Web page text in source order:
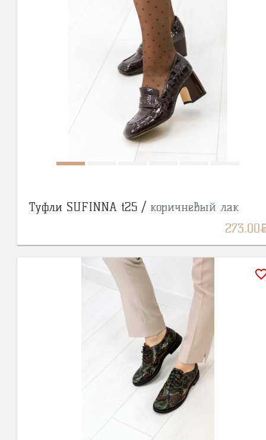
Туфли SUFINNA t25 / коричневый лак
273.00